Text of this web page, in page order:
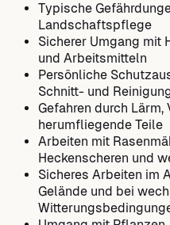
Typische
Landschaftspflege
Sicherer Umgang mit
und Arbeitsmitteln
Persönliche
Schnitt- und
Gefahren durch Lärm,
herumfliegende Teile
Arbeiten mit
Heckenscheren und
Sicheres Arbeiten im
Gelände und bei